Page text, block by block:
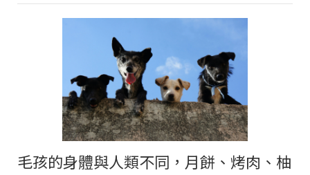
毛孩的身體與人類不同，月餅、烤肉、柚